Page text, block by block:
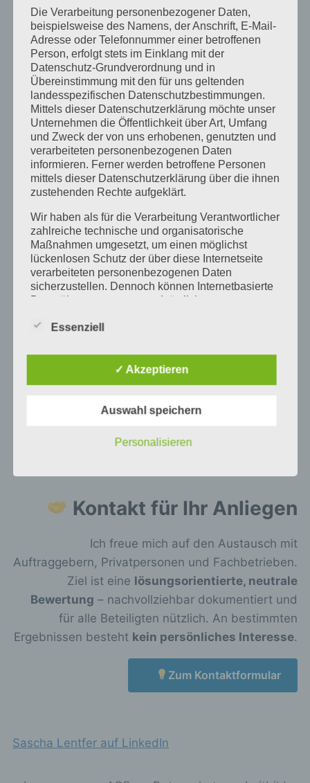
ERDEN
Kontaktieren Sie mich
direkt
Telefon:
E-Mail: info@sv-heizung-sanitaer.de
Ich beantworte jede Anfrage persönlich – sachlich,
Zum Kontaktformular
Kontakt für Ihr Anliegen
Ich freue mich auf den Austausch mit
Auftraggebern, Privatpersonen und Fachbetrieben.
Ziel ist eine lösungsorientierte, neutrale
Bewertung – nachvollziehbar dokumentiert und
für alle Beteiligten nützlich. An bestimmten
Ergebnissen besteht kein persönliches Interesse.
Zum Kontaktformular
Sascha Lentfer auf LinkedIn
Die Verarbeitung personenbezogener Daten,
beispielsweise des Namens, der Anschrift, E-Mail-
Adresse oder Telefonnummer einer betroffenen
Person, erfolgt stets im Einklang mit der
Datenschutz-Grundverordnung und in
Übereinstimmung mit den für uns geltenden
landesspezifischen Datenschutzbestimmungen.
Mittels dieser Datenschutzerklärung möchte unser
Unternehmen die Öffentlichkeit über Art, Umfang
und Zweck der von uns erhobenen, genutzten und
verarbeiteten personenbezogenen Daten
informieren. Ferner werden betroffene Personen
mittels dieser Datenschutzerklärung über die ihnen
zustehenden Rechte aufgeklärt.
Wir haben als für die Verarbeitung Verantwortlicher
zahlreiche technische und organisatorische
Maßnahmen umgesetzt, um einen möglichst
lückenlosen Schutz der über diese Internetseite
verarbeiteten personenbezogenen Daten
sicherzustellen. Dennoch können Internetbasierte
Datenübertragungen grundsätzlich
Schutz nicht gewährleistet werden kann. Aus
frei, personenbezogene Daten auch auf
alternativen Wegen, beispielsweise telefonisch, an
uns zu übermitteln.
Begriffsbestimmungen
Die Datenschutzerklärung beruht auf den
verwendet wurden. Unsere
Datenschutzerklärung soll sowohl für die
Geschäftspartner einfach lesbar und
möchten wir vorab die verwendeten
Begrifflichkeiten erläutern.
Wir verwenden in dieser Datenschutzerklärung
unter anderem die folgenden Begriffe:
a) personenbezogene Daten
oder identifizierbare natürliche Person (im
Essenziell
✓ Akzeptieren
Auswahl speichern
Personalisieren